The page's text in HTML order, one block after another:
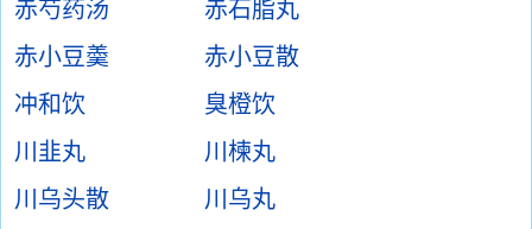
赤芍药汤
赤石脂丸
赤小豆羮
赤小豆散
冲和饮
臭橙饮
川韭丸
川楝丸
川乌头散
川乌丸